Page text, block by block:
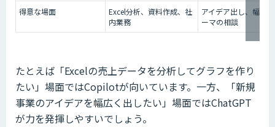
得意な場面
Excel分析、資料作成、社
内業務
アイデア出し、幅広
ーマの相談
たとえば「Excelの売上データを分析してグラフを作り
たい」場面ではCopilotが向いています。一方、「新規
事業のアイデアを幅広く出したい」場面ではChatGPT
が力を発揮しやすいでしょう。